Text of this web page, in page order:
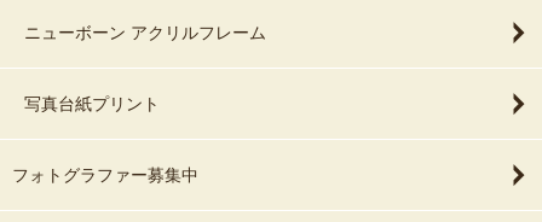
ニューボーン アクリルフレーム
写真台紙プリント
フォトグラファー募集中